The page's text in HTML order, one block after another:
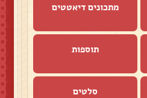
מתכונים דיאטטים
תוספות
סלטים